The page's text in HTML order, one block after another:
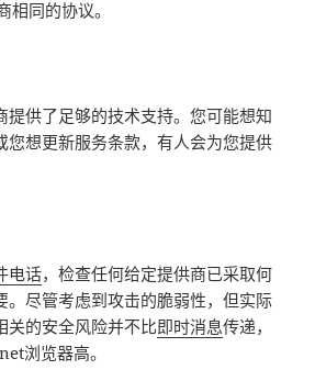
相同的协议。
提供了足够的技术支持。您可能想知
您想更新服务条款，有人会为您提供
电话，检查任何给定提供商已采取何
。尽管考虑到攻击的脆弱性，但实际
关的安全风险并不比即时消息传递，
浏览器高。